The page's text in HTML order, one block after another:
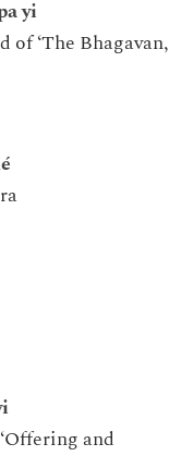
yi
‘The Bhagavan,
and